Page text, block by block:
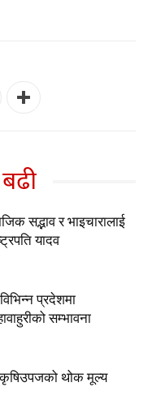
सद्भाव र भाइचारालाई
यादव
प्रदेशमा
सम्भावना
थोक मूल्य